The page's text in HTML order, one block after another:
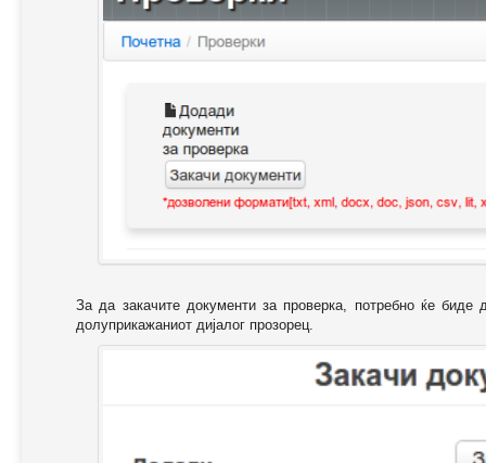
За да закачите документи за проверка, потребно ќе биде
долуприкажаниот дијалог прозорец.